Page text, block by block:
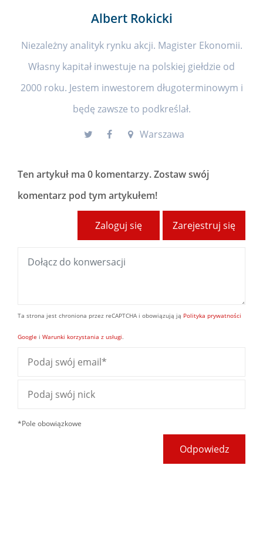
Albert Rokicki
Niezależny analityk rynku akcji. Magister Ekonomii.
Własny kapitał inwestuje na polskiej giełdzie od
2000 roku. Jestem inwestorem długoterminowym i
będę zawsze to podkreślał.
Warszawa
Ten artykuł ma 0 komentarzy. Zostaw swój
komentarz pod tym artykułem!
Zarejestruj się
Zaloguj się
Ta strona jest chroniona przez reCAPTCHA i obowiązują ją Polityka prywatności
Google i Warunki korzystania z usługi.
*Pole obowiązkowe
Odpowiedz